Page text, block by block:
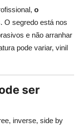
o
O segredo está nos
e não arranhar
pode variar, vinil
ser
inverse, side by